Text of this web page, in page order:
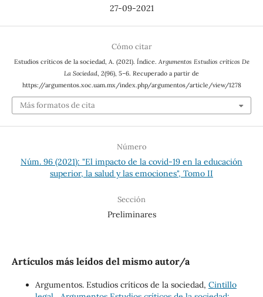
27-09-2021
Cómo citar
Estudios críticos de la sociedad, A. (2021). Índice. Argumentos Estudios críticos De
La Sociedad, 2(96), 5–6. Recuperado a partir de
https://argumentos.xoc.uam.mx/index.php/argumentos/article/view/1278
Más formatos de cita
Número
Núm. 96 (2021): "El impacto de la covid-19 en la educación
superior, la salud y las emociones", Tomo II
Sección
Preliminares
Artículos más leídos del mismo autor/a
Argumentos. Estudios críticos de la sociedad, Cintillo